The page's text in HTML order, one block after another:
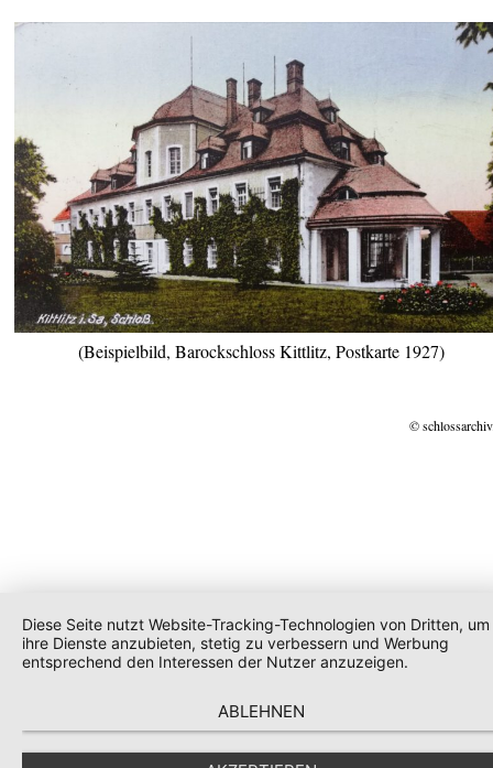
(Beispielbild, Barockschloss Kittlitz, Postkarte 1927)
©
Diese Seite nutzt Website-Tracking-Technologien von Dritten, um
ihre Dienste anzubieten, stetig zu verbessern und Werbung
entsprechend den Interessen der Nutzer anzuzeigen.
ABLEHNEN